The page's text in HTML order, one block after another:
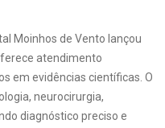
Moinhos de Vento lançou
atendimento
em evidências científicas. O
neurocirurgia,
diagnóstico preciso e